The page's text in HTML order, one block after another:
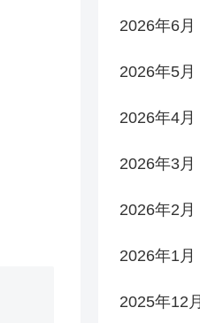
2026年6月
2026年5月
2026年4月
2026年3月
2026年2月
2026年1月
2025年12月